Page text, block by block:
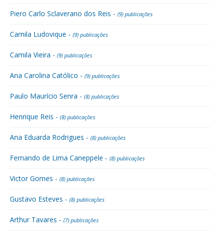
Piero Carlo Sclaverano dos Reis - (9) publicações
Camila Ludovique - (9) publicações
Camila Vieira - (9) publicações
Ana Carolina Católico - (9) publicações
Paulo Maurício Senra - (8) publicações
Henrique Reis - (8) publicações
Ana Eduarda Rodrigues - (8) publicações
Fernando de Lima Caneppele - (8) publicações
Victor Gomes - (8) publicações
Gustavo Esteves - (8) publicações
Arthur Tavares - (7) publicações